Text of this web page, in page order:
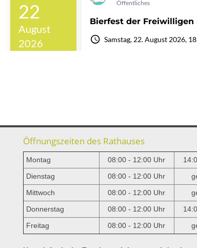
Öffnungszeiten des Rathauses
Montag 08:00 - 12:00 Uhr
Dienstag
08:00 - 12:00 Uhr
Mittwoch
08:00 - 12:00 Uhr
Donnerstag
08:00 - 12:00 Uhr
Freitag
08:00 - 12:00 Uhr